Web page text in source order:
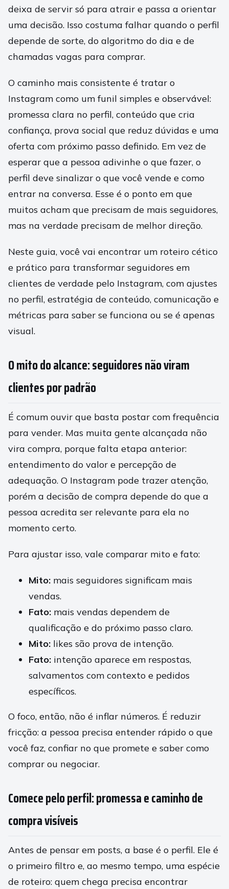
deixa de servir só para atrair e passa a orientar
uma decisão. Isso costuma falhar quando o perfil
depende de sorte, do algoritmo do dia e de
chamadas vagas para comprar.
O caminho mais consistente é tratar o
Instagram como um funil simples e observável:
promessa clara no perfil, conteúdo que cria
confiança, prova social que reduz dúvidas e uma
oferta com próximo passo definido. Em vez de
esperar que a pessoa adivinhe o que fazer, o
perfil deve sinalizar o que você vende e como
entrar na conversa. Esse é o ponto em que
muitos acham que precisam de mais seguidores,
mas na verdade precisam de melhor direção.
Neste guia, você vai encontrar um roteiro cético
e prático para transformar seguidores em
clientes de verdade pelo Instagram, com ajustes
no perfil, estratégia de conteúdo, comunicação e
métricas para saber se funciona ou se é apenas
visual.
O mito do alcance: seguidores não viram
clientes por padrão
É comum ouvir que basta postar com frequência
para vender. Mas muita gente alcançada não
vira compra, porque falta etapa anterior:
entendimento do valor e percepção de
adequação. O Instagram pode trazer atenção,
porém a decisão de compra depende do que a
pessoa acredita ser relevante para ela no
momento certo.
Para ajustar isso, vale comparar mito e fato:
Mito: mais seguidores significam mais
vendas.
Fato: mais vendas dependem de
qualificação e do próximo passo claro.
Mito: likes são prova de intenção.
Fato: intenção aparece em respostas,
salvamentos com contexto e pedidos
específicos.
O foco, então, não é inflar números. É reduzir
fricção: a pessoa precisa entender rápido o que
você faz, confiar no que promete e saber como
comprar ou negociar.
Comece pelo perfil: promessa e caminho de
compra visíveis
Antes de pensar em posts, a base é o perfil. Ele é
o primeiro filtro e, ao mesmo tempo, uma espécie
de roteiro: quem chega precisa encontrar